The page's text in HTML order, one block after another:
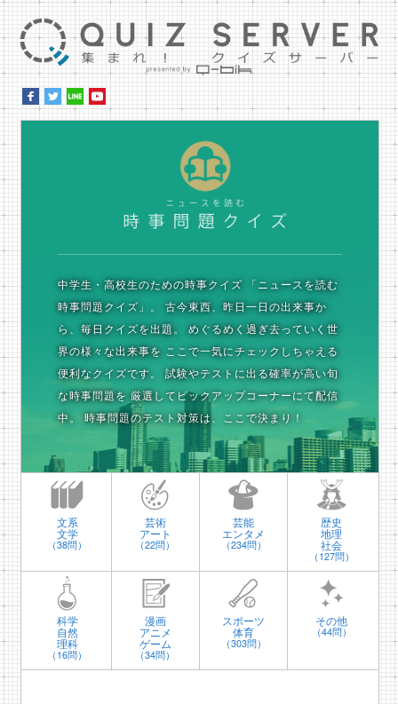
中学生・高校生のための時事クイズ 「ニュースを読む
時事問題クイズ」。
古今東西、昨日一日の出来事か
ら、毎日クイズを出題。
めぐるめく過ぎ去っていく世
界の様々な出来事を ここで一気にチェックしちゃえる
便利なクイズです。
試験やテストに出る確率が高い旬
な時事問題を 厳選してピックアップコーナーにて配信
中。
時事問題のテスト対策は、ここで決まり！
文系
文学
（38問）
芸術
アート
（22問）
芸能
エンタメ
（234問）
歴史
地理
社会
（127問）
科学
自然
理科
（16問）
漫画
アニメ
ゲーム
（34問）
スポーツ
体育
（303問）
その他
（44問）